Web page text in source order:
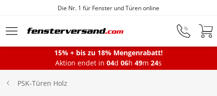
Zum Hauptinhalt springen
Die Nr. 1 für Fenster und Türen online
Montageservice
15% + bis zu 18% Mengenrabatt!
Aktion endet in 04d 06h 49m 23s
PSK-Türen Holz